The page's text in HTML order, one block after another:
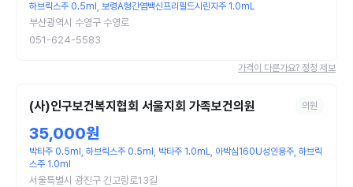
하브릭스주 0.5ml, 보령A형간염백신프리필드시린지주 1.0mL
부산광역시 수영구 수영로
051-624-5583
가격이 다른가요? 정정 제보
(사)인구보건복지협회 서울지회 가족보건의원 의원
35,000원
박타주 0.5ml, 하브릭스주 0.5ml, 박타주 1.0mL, 아박심160U성인용주, 하브릭
스주 1.0ml
서울특별시 광진구 긴고랑로13길